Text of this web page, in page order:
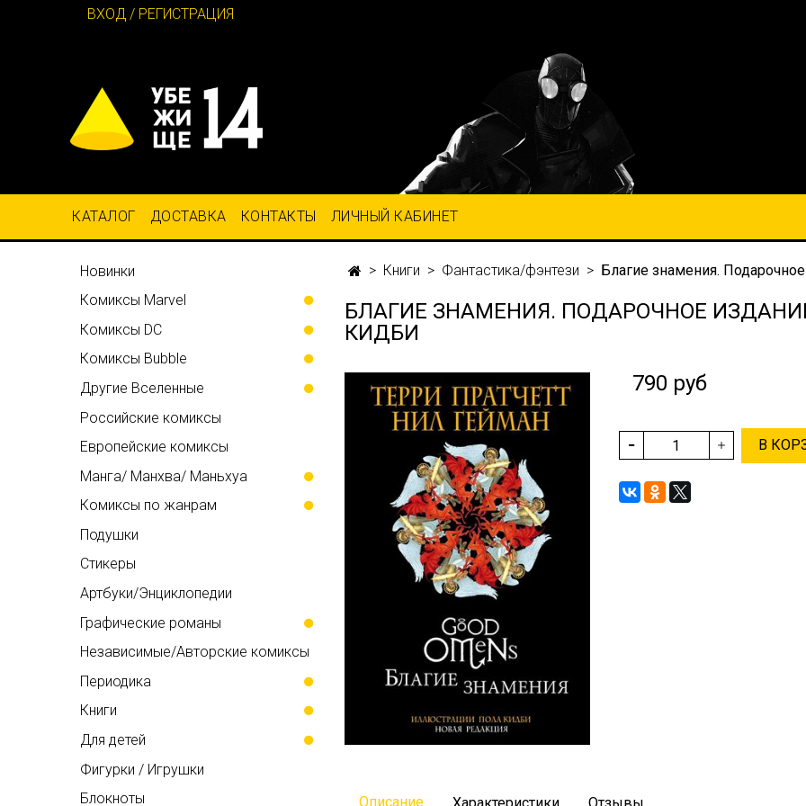
ВХОД / РЕГИСТРАЦИЯ
КАТАЛОГ ДОСТАВКА КОНТАКТЫ ЛИЧНЫЙ КАБИНЕТ
Книги Фантастика/фэнтези Благие знамения.
БЛАГИЕ ЗНАМЕНИЯ. ПОДАРОЧНОЕ
КИДБИ
790 руб
В
Описание Характеристики Отзывы
Новинки
Комиксы Marvel
Комиксы DC
Комиксы Bubble
Другие Вселенные
Российские комиксы
Европейские комиксы
Манга/ Манхва/ Маньхуа
Комиксы по жанрам
Подушки
Стикеры
Артбуки/Энциклопедии
Графические романы
Независимые/Авторские комиксы
Периодика
Книги
Для детей
Фигурки / Игрушки
Блокноты